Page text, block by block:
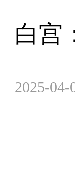
白宫
2025-04-